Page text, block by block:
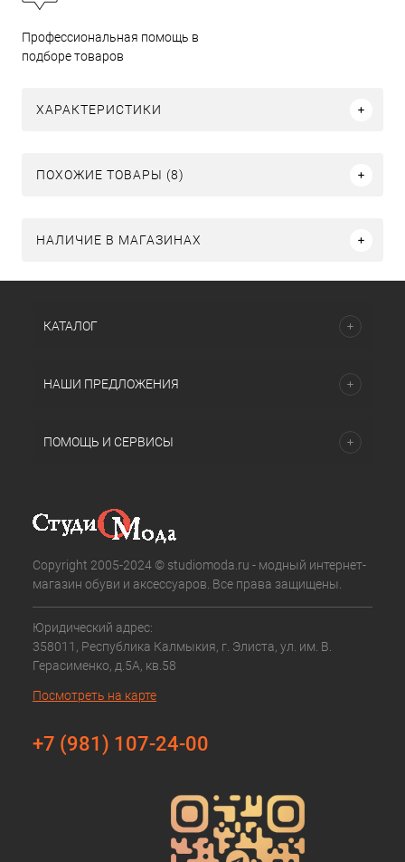
Профессиональная помощь в
подборе товаров
ХАРАКТЕРИСТИКИ
ПОХОЖИЕ ТОВАРЫ (8)
НАЛИЧИЕ В МАГАЗИНАХ
КАТАЛОГ
НАШИ ПРЕДЛОЖЕНИЯ
ПОМОЩЬ И СЕРВИСЫ
Copyright 2005-2024 © studiomoda.ru - модный интернет-
магазин обуви и аксессуаров. Все права защищены.
Юридический адрес:
358011, Республика Калмыкия, г. Элиста, ул. им. В.
Герасименко, д.5А, кв.58
Посмотреть на карте
+7 (981) 107-24-00